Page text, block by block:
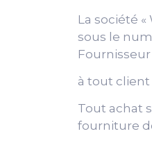
La société
sous le
Fournisseur
à tout client
Tout achat
fourniture